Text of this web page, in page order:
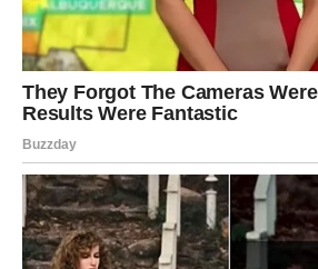
suđenik.
Zdravstveni i emotivni oporavak
stres se smanjuje.
Čišćenje kruga ljudi– Devica vidi
nije; zaštita sprečava nove
Božanska zaštita nad Devicom u